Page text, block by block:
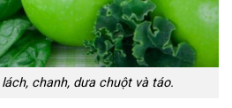
chanh, dưa chuột và táo.